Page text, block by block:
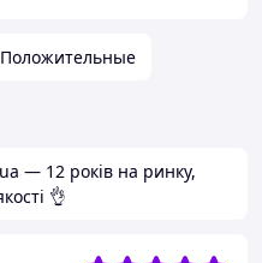
Положительные
— 12 років на ринку,
👌